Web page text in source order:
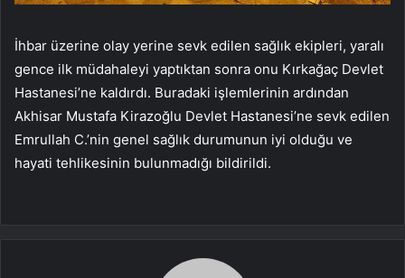
İhbar üzerine olay yerine sevk edilen sağlık ekipleri, yaralı
gence ilk müdahaleyi yaptıktan sonra onu Kırkağaç Devlet
Hastanesi’ne kaldırdı. Buradaki işlemlerinin ardından
Akhisar Mustafa Kirazoğlu Devlet Hastanesi’ne sevk edilen
Emrullah C.’nin genel sağlık durumunun iyi olduğu ve
hayati tehlikesinin bulunmadığı bildirildi.